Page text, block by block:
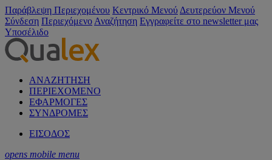
Παράβλεψη Περιεχομένου Κεντρικό Μενού Δευτερεύον Μενού
Σύνδεση Περιεχόμενο Αναζήτηση Εγγραφείτε στο newsletter μας
Υποσέλιδο
ΑΝΑΖΗΤΗΣΗ
ΠΕΡΙΕΧΟΜΕΝΟ
ΕΦΑΡΜΟΓΕΣ
ΣΥΝΔΡΟΜΕΣ
ΕΙΣΟΔΟΣ
opens mobile menu